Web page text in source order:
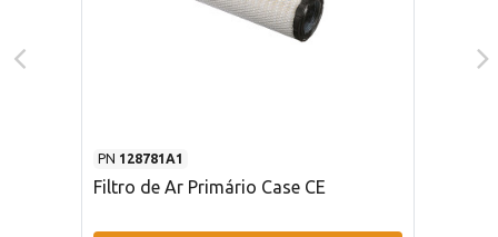
PN 128781A1
Filtro de Ar Primário Case CE